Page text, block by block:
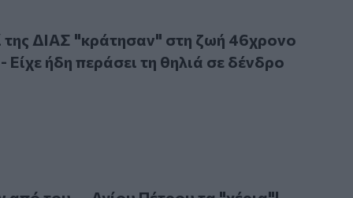
ΔΙΑΣ "κράτησαν" στη ζωή 46χρονο Ηρακλειώτη - Είχε ήδη
της ΔΙΑΣ "κράτησαν" στη ζωή 46χρονο
Είχε ήδη περάσει τη θηλιά σε δένδρο
του ... Αγίου Πέτρου τα "χέρια"!